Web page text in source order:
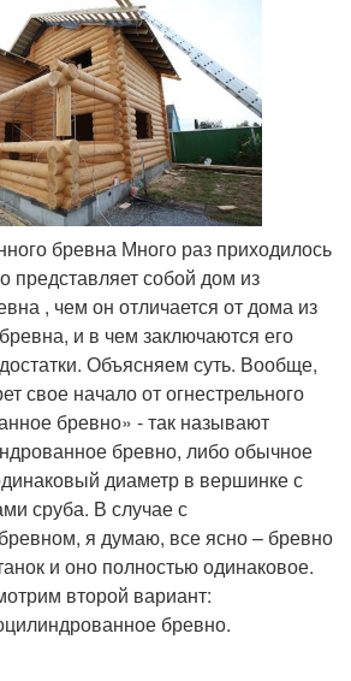
бревна Много раз приходилось
представляет собой дом из
, чем он отличается от дома из
и в чем заключаются его
Объясняем суть. Вообще,
свое начало от огнестрельного
бревно» - так называют
бревно, либо обычное
диаметр в вершинке с
сруба. В случае с
я думаю, все ясно – бревно
и оно полностью одинаковое.
второй вариант:
бревно.